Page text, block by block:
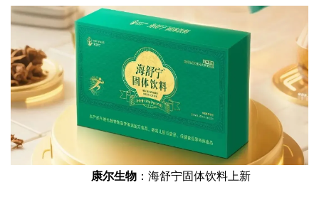
康尔生物 ：海舒宁固体饮料上新